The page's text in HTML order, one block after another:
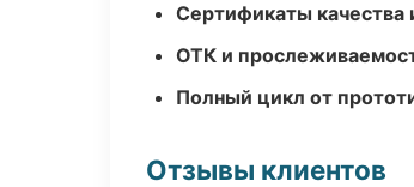
Сертификаты качества
ОТК и
Полный цикл от
Отзывы клиентов